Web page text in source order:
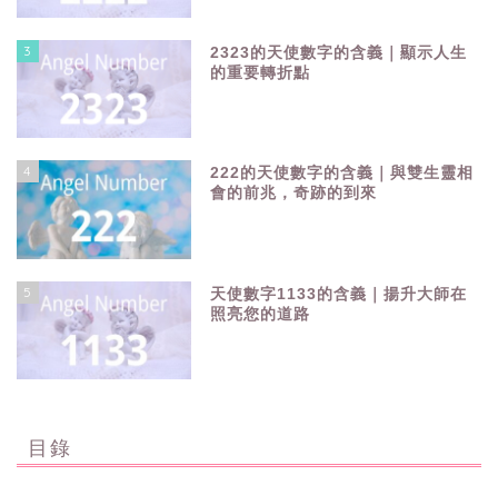
3
2323的天使數字的含義｜顯示人生
的重要轉折點
4
222的天使數字的含義｜與雙生靈相
會的前兆，奇跡的到來
5
天使數字1133的含義｜揚升大師在
照亮您的道路
目錄